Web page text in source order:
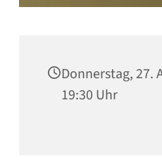
Donnerstag, 27.
19:30 Uhr